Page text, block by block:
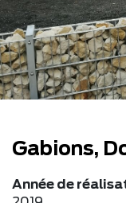
Gabions,
Année de